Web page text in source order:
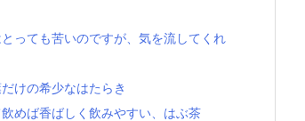
っても苦いのですが、気を流してくれ
けの希少なはたらき
めば香ばしく飲みやすい、はぶ茶